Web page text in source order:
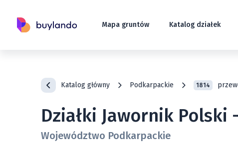
Mapa gruntów Katalog działek
Katalog główny Podkarpackie 1814
Działki Jawornik Polski
Województwo Podkarpackie